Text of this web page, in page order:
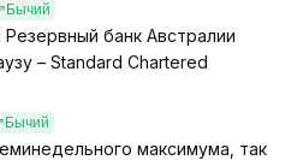
Бычий
банк Австралии
– Standard Chartered
Бычий
максимума, так